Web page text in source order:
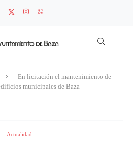
En licitación el mantenimiento de
municipales de Baza
Actualidad